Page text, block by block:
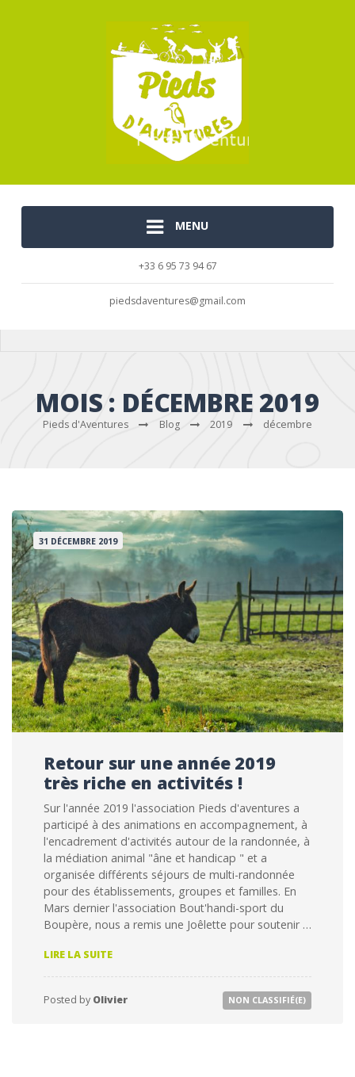
MENU
+33 6 95 73 94 67
piedsdaventures@gmail.com
MOIS : DÉCEMBRE 2019
Pieds d'Aventures Blog 2019 décembre
31 DÉCEMBRE 2019
Retour sur une année 2019
très riche en activités !
Sur l'année 2019 l'association Pieds d'aventures a
participé à des animations en accompagnement, à
l'encadrement d'activités autour de la randonnée, à
la médiation animal "âne et handicap " et a
organisée différents séjours de multi-randonnée
pour des établissements, groupes et familles. En
Mars dernier l'association Bout'handi-sport du
Boupère, nous a remis une Joêlette pour soutenir …
LIRE LA SUITERETOUR
UNE
ANNÉE
Posted by Olivier NON CLASSIFIÉ(E)